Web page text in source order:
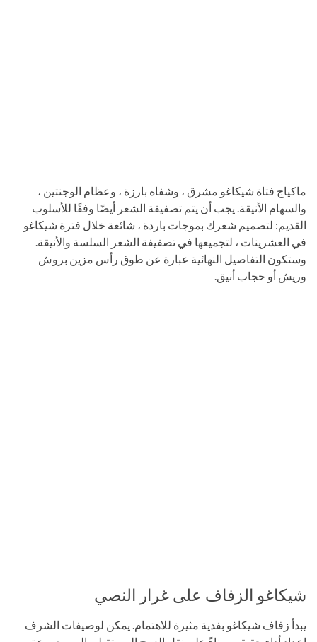
ماكياج فتاة شيكاغو مشرق ، وشفاه بارزة ، وعظام الوجنتين ،
والسهام الأنيقة. يجب أن يتم تصفيفة الشعر أيضًا وفقًا للأسلوب
القديم: لتصميم شعرك بموجات باردة ، شائعة خلال فترة شيكاغو
في العشرينات ، لتجميعها في تصفيفة الشعر السلسة والأنيقة.
وستكون التفاصيل النهائية عبارة عن طوق رأس مزين بروش
وريش أو حجاب أنيق.
شيكاغو الزفاف على غرار النصي
يبدأ زفاف شيكاغو بفدية مثيرة للاهتمام. يمكن لوصيفات الشرف